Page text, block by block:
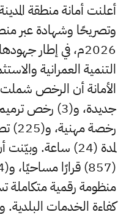
وتصريحًا وشهادة عبر
2026م، في إطار
التنمية العمرانية
رخصة
لمدة (24) ساعة.
منظومة رقمية متكاملة
كفاءة الخدمات البلدية.